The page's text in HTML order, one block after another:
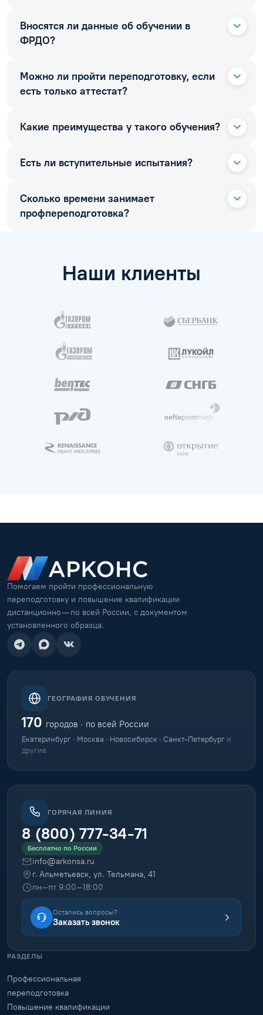
Вносятся ли данные об обучении в
ФРДО?
Можно ли пройти переподготовку, если
есть только аттестат?
Какие преимущества у такого обучения?
Есть ли вступительные испытания?
Сколько времени занимает
профпереподготовка?
Наши клиенты
Помогаем пройти профессиональную
переподготовку и повышение квалификации
дистанционно — по всей России, с документом
установленного образца.
ГЕОГРАФИЯ ОБУЧЕНИЯ
170 городов · по всей России
Екатеринбург · Москва · Новосибирск · Санкт-Петербург и
другие
ГОРЯЧАЯ ЛИНИЯ
8 (800) 777-34-71
Бесплатно по России
info@arkonsa.ru
г. Альметьевск, ул. Тельмана, 41
пн–пт 9:00–18:00
Остались вопросы?
Заказать звонок
РАЗДЕЛЫ
Профессиональная
переподготовка
Повышение квалификации